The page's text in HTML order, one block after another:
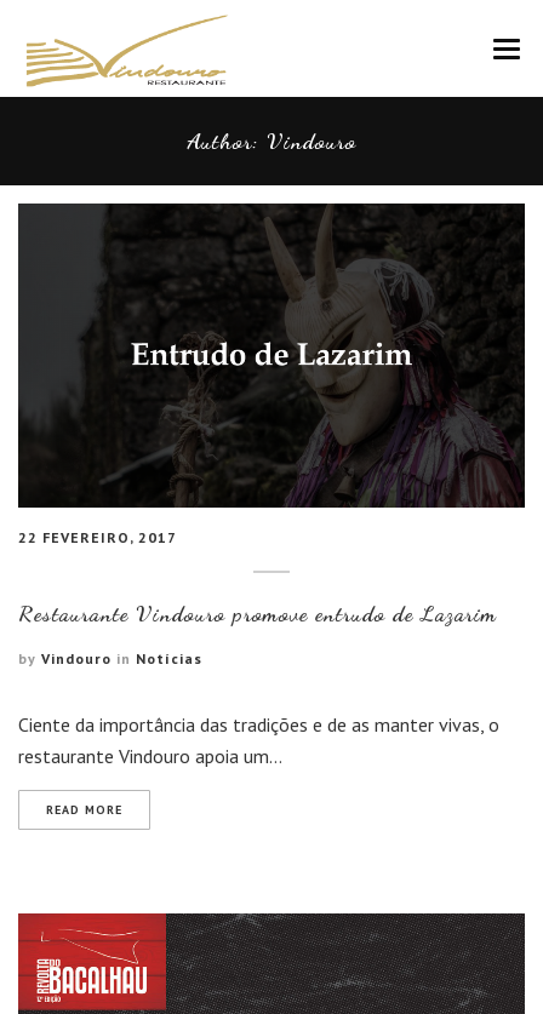
COZINHA E VINHOS
NOTÍCIAS
Author: Vindouro
22 FEVEREIRO, 2017
Restaurante Vindouro promove entrudo de Lazarim
by Vindouro in Notícias
Ciente da importância das tradições e de as manter vivas, o
restaurante Vindouro apoia um…
READ MORE